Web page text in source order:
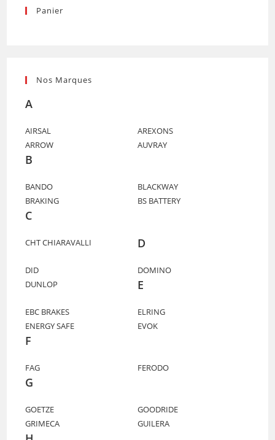
Panier
Nos Marques
A
AIRSAL
AREXONS
ARROW
AUVRAY
B
BANDO
BLACKWAY
BRAKING
BS BATTERY
C
CHT CHIARAVALLI D
DID
DOMINO
DUNLOP
E
EBC BRAKES
ELRING
ENERGY SAFE
EVOK
F
FAG FERODO
G
GOETZE
GOODRIDE
GRIMECA
GUILERA